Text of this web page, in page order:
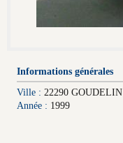
Informations générales
Ville : 22290 GOUDELIN
Année : 1999